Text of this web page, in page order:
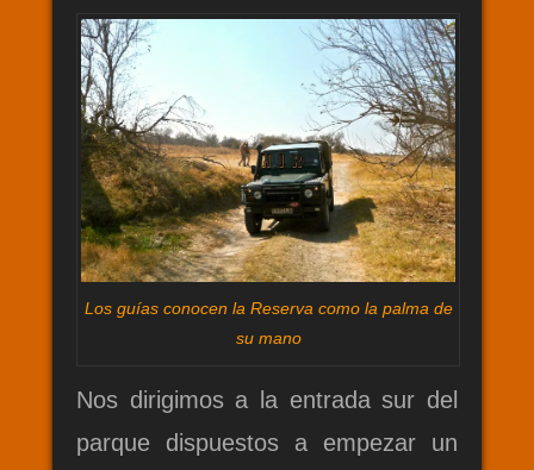
Los guías conocen la Reserva como la palma de
su mano
Nos dirigimos a la entrada sur del
parque dispuestos a empezar un